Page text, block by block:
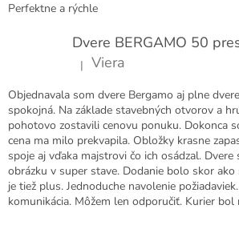
Perfektne a rýchle
Hodnotenie produktu je 5 z 5
| Viera
Objednavala som dvere Bergamo aj plne
spokojná. Na základe stavebných otvorov a
pohotovo zostavili cenovu ponuku. Dokonca
cena ma milo prekvapila. Obložky krasne
spoje aj vďaka majstrovi čo ich osádzal. Dvere
obrázku v super stave. Dodanie bolo skor
je tiež plus. Jednoduche navolenie
komunikácia. Môžem len odporučiť. Kurier bol